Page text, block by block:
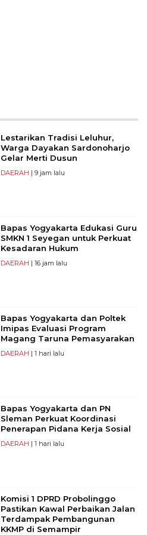
Lestarikan Tradisi Leluhur,
Warga Dayakan Sardonoharjo
Gelar Merti Dusun
DAERAH | 9 jam lalu
Bapas Yogyakarta Edukasi Guru
SMKN 1 Seyegan untuk Perkuat
Kesadaran Hukum
DAERAH | 16 jam lalu
Bapas Yogyakarta dan Poltek
Imipas Evaluasi Program
Magang Taruna Pemasyarakan
DAERAH | 1 hari lalu
Bapas Yogyakarta dan PN
Sleman Perkuat Koordinasi
Penerapan Pidana Kerja Sosial
DAERAH | 1 hari lalu
Komisi 1 DPRD Probolinggo
Pastikan Kawal Perbaikan Jalan
Terdampak Pembangunan
KKMP di Semampir